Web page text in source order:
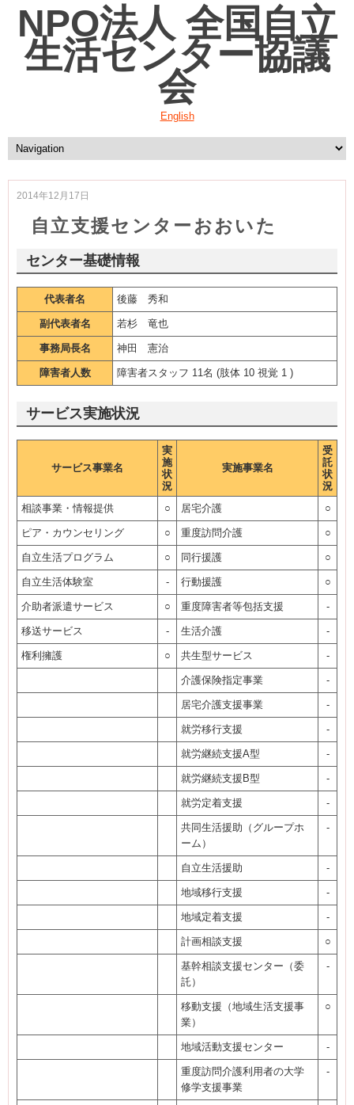
NPO法人 全国自立
生活センター協議
会
English
2014年12月17日
自立支援センターおおいた
センター基礎情報
代表者名 後藤 秀和
副代表者名 若杉 竜也
事務局長名 神田 憲治
障害者人数 障害者スタッフ 11名 (肢体 10 視覚 1 )
サービス実施状況
サービス事業名
実
施
状
況
実施事業名
受
託
状
況
相談事業・情報提供
○ 居宅介護 ○
ピア・カウンセリング ○ 重度訪問介護 ○
自立生活プログラム ○ 同行援護 ○
自立生活体験室 - 行動援護 ○
介助者派遣サービス ○ 重度障害者等包括支援 -
移送サービス - 生活介護 -
権利擁護 ○ 共生型サービス -
介護保険指定事業 -
居宅介護支援事業 -
就労移行支援 -
就労継続支援A型 -
就労継続支援B型 -
就労定着支援 -
共同生活援助（グループホ
ーム）
-
自立生活援助 -
地域移行支援 -
地域定着支援 -
計画相談支援 ○
基幹相談支援センター（委
託）
-
移動支援（地域生活支援事
業）
○
地域活動支援センター -
重度訪問介護利用者の大学
修学支援事業
-